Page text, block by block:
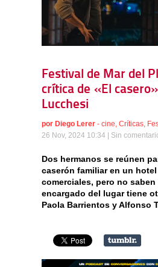
Festival de Mar del
crítica de «El
Lucchesi
por Diego Lerer - cine, Críticas,
26 Nov, 2024 10:34 | Sin
Dos hermanos se reúnen
caserón familiar en un
comerciales, pero no saben
encargado del lugar tiene
Paola Barrientos y Alfonso